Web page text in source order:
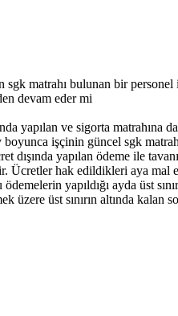
sgk matrahı bulunan bir
devam eder mi
yapılan ve sigorta matrahına
boyunca işçinin güncel sgk
dışında yapılan ödeme ile
Ücretler hak edildikleri aya mal
yapıldığı ayda üst
üzere üst sınırın altında